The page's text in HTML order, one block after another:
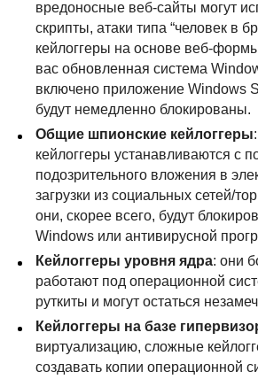
вредоносные веб-сайты могут
скрипты, атаки типа “человек в
кейлоггеры на основе веб-
вас обновленная система
включено приложение Windows
будут немедленно блокированы.
Общие шпионские кейлоггеры
кейлоггеры устанавливаются с
подозрительного вложения в
загрузки из социальных сетей/
они, скорее всего, будут
Windows или антивирусной
Кейлоггеры уровня ядра: они
работают под операционной
руткиты и могут остаться
Кейлоггеры на базе
виртуализацию, сложные
создавать копии операционной